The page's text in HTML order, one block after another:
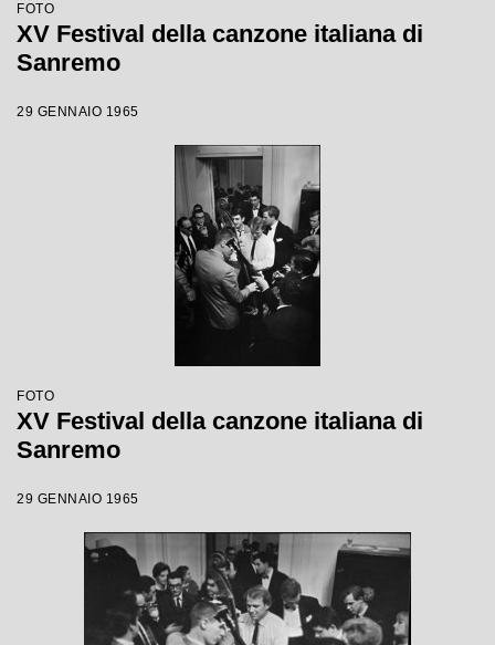
FOTO
XV Festival della canzone italiana di
Sanremo
29 GENNAIO 1965
FOTO
XV Festival della canzone italiana di
Sanremo
29 GENNAIO 1965